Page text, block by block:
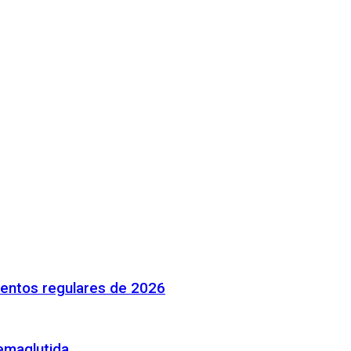
regulares de 2026